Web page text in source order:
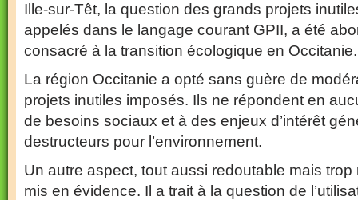
Ille-sur-Têt, la question des grands projets
appelés dans le langage courant GPII, a été
consacré à la transition écologique en Occitanie.
La région Occitanie a opté sans guère de
projets inutiles imposés. Ils ne répondent en
de besoins sociaux et à des enjeux d’intérêt
destructeurs pour l’environnement.
Un autre aspect, tout aussi redoutable mais
mis en évidence. Il a trait à la question de